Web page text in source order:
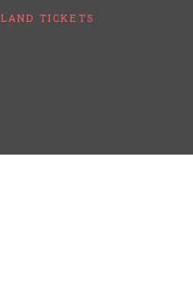
TICKETS